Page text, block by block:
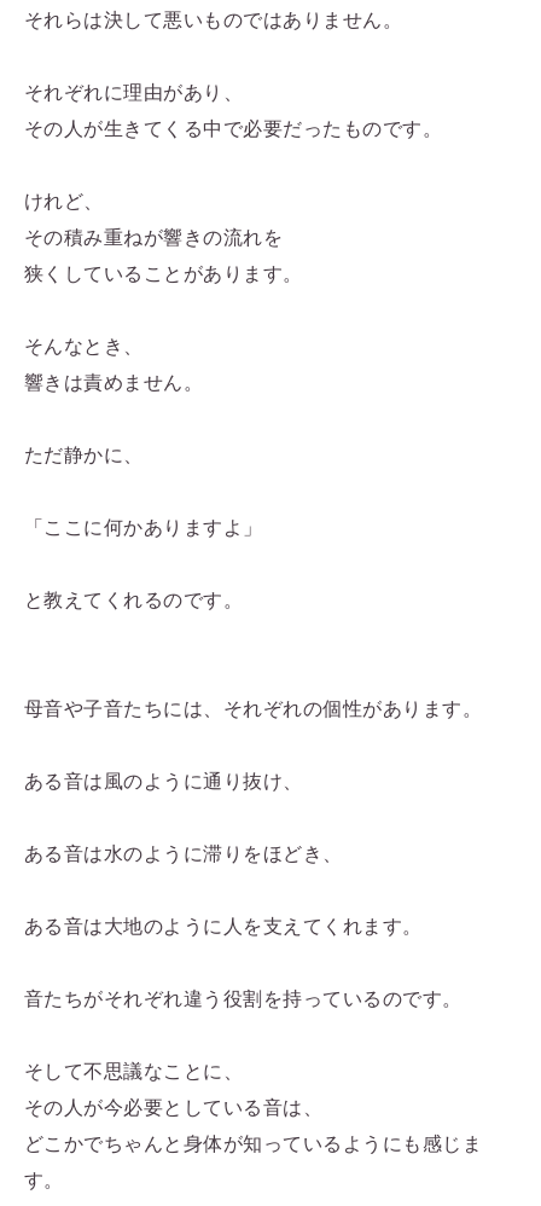
それらは決して悪いものではありません。
それぞれに理由があり、
その人が生きてくる中で必要だったものです。
けれど、
その積み重ねが響きの流れを
狭くしていることがあります。
そんなとき、
響きは責めません。
ただ静かに、
「ここに何かありますよ」
と教えてくれるのです。
母音や子音たちには、それぞれの個性があります。
ある音は風のように通り抜け、
ある音は水のように滞りをほどき、
ある音は大地のように人を支えてくれます。
音たちがそれぞれ違う役割を持っているのです。
そして不思議なことに、
その人が今必要としている音は、
どこかでちゃんと身体が知っているようにも感じま
す。